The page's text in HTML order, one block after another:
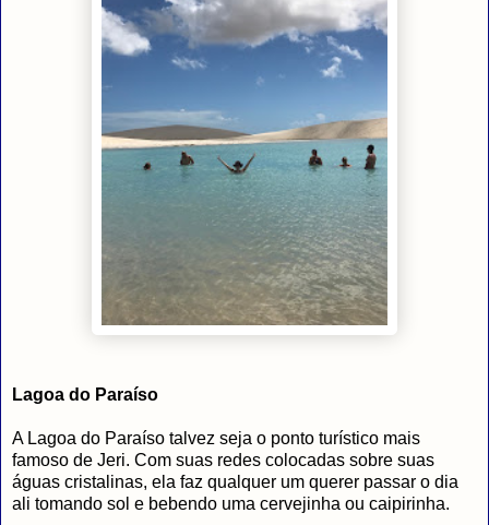
Lagoa do Paraíso
A Lagoa do Paraíso talvez seja o ponto turístico mais
famoso de Jeri. Com suas redes colocadas sobre suas
águas cristalinas, ela faz qualquer um querer passar o dia
ali tomando sol e bebendo uma cervejinha ou caipirinha.